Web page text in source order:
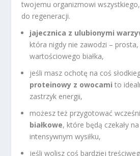
twojemu organizmowi
do regeneracji.
jajecznica z ulubionymi
która nigdy nie zawodzi – prosta,
wartościowego białka,
jeśli masz ochotę na coś
proteinowy z owocami to
zastrzyk energii,
możesz też przygotować
białkowe, które będą czekały
intensywnym wysiłku,
jeśli wolisz coś bardziej